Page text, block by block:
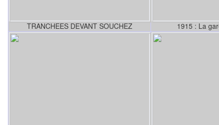
TRANCHEES DEVANT SOUCHEZ 1915 : La